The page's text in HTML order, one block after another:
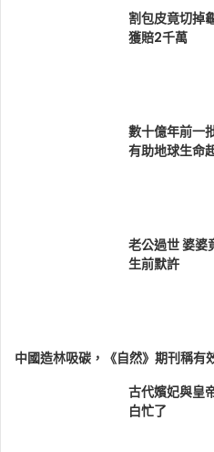
割包皮竟切掉
獲賠2千萬
數十億年前一
有助地球生命
老公過世 婆婆
生前默許
中國造林吸碳，《自然》期刊稱有
古代嬪妃與皇
白忙了